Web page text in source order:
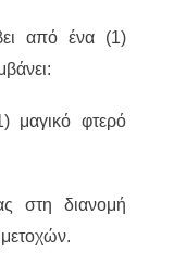
από ένα (1)
μαγικό φτερό
στη διανομή